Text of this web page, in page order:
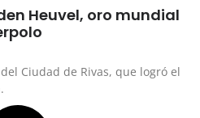
Heuvel, oro mundial
Ciudad de Rivas, que logró el